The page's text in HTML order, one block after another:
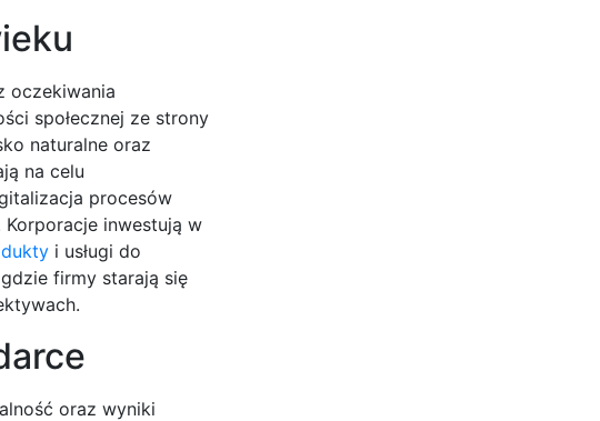
oczekiwania
społecznej ze strony
naturalne oraz
na celu
procesów
inwestują w
i usługi do
firmy starają się
oraz wyniki